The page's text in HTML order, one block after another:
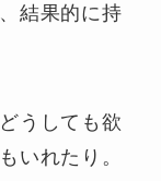
結果的に持
うしても欲
いれたり。